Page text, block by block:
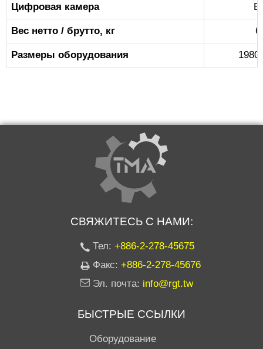
Цифровая камера
Вес нетто / брутто, кг
Размеры оборудования
СВЯЖИТЕСЬ С НАМИ:
Тел: +886-2-278-45675
Факс: +886-2-278-45676
Эл. почта: info@rgt.tw
БЫСТРЫЕ ССЫЛКИ
Оборудование